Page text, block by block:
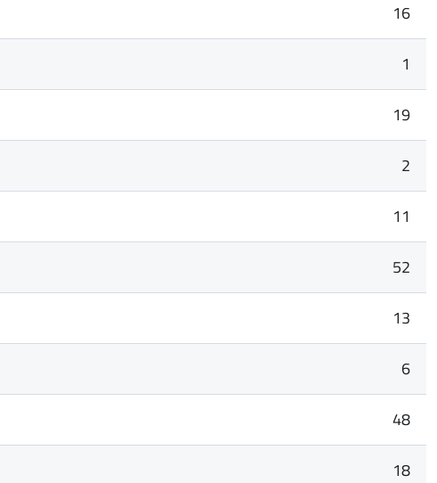
16
1
19
2
11
52
13
6
48
18